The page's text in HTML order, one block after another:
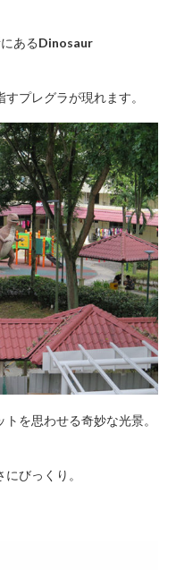
あるDinosaur
プレグラが現れます。
を思わせる奇妙な光景。
びっくり。